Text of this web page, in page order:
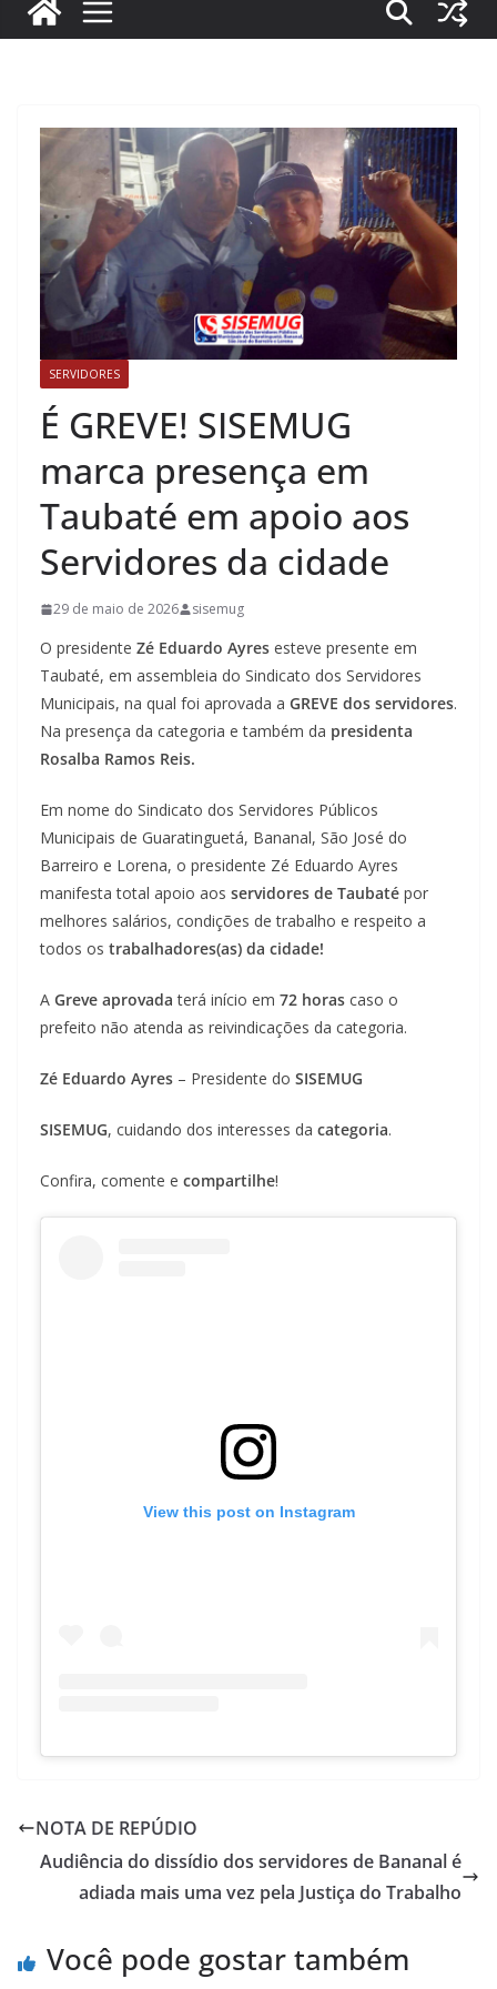
SERVIDORES
É GREVE! SISEMUG
marca presença em
Taubaté em apoio aos
Servidores da cidade
29 de maio de 2026 sisemug
O presidente Zé Eduardo Ayres esteve presente em
Taubaté, em assembleia do Sindicato dos Servidores
Municipais, na qual foi aprovada a GREVE dos servidores.
Na presença da categoria e também da presidenta
Rosalba Ramos Reis.
Em nome do Sindicato dos Servidores Públicos
Municipais de Guaratinguetá, Bananal, São José do
Barreiro e Lorena, o presidente Zé Eduardo Ayres
manifesta total apoio aos servidores de Taubaté por
melhores salários, condições de trabalho e respeito a
todos os trabalhadores(as) da cidade!
A Greve aprovada terá início em 72 horas caso o
prefeito não atenda as reivindicações da categoria.
Zé Eduardo Ayres – Presidente do SISEMUG
SISEMUG, cuidando dos interesses da categoria.
Confira, comente e compartilhe!
View this post on Instagram
NOTA DE REPÚDIO
Audiência do dissídio dos servidores de Bananal é
adiada mais uma vez pela Justiça do Trabalho
Você pode gostar também